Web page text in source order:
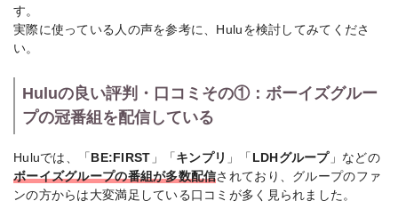
す。
実際に使っている人の声を参考に、Huluを検討してみてくださ
い。
Huluの良い評判・口コミその①：ボーイズグルー
プの冠番組を配信している
Huluでは、「 BE:FIRST 」「 キンプリ 」「 LDHグループ」などの
ボーイズグループの番組が多数配信されており、グループのファ
ンの方からは大変満足している口コミが多く見られました。